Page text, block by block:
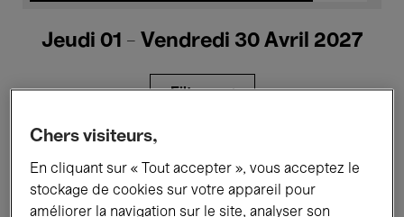
Jeudi 01 - Vendredi 30 Avril 2027
Filtres
Expositions Films Performances
Chers visiteurs,
En cliquant sur « Tout accepter », vous acceptez le
stockage de cookies sur votre appareil pour
améliorer la navigation sur le site, analyser son